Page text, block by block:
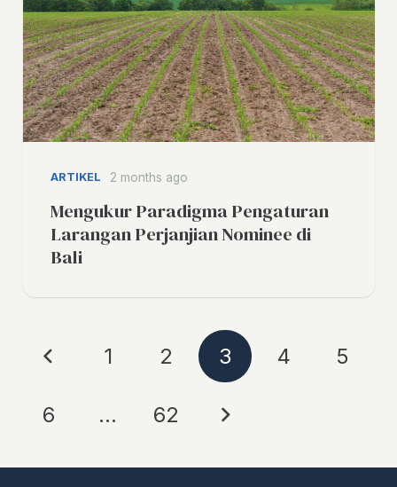
ARTIKEL 2 months ago
Mengukur Paradigma Pengaturan
Larangan Perjanjian Nominee di
Bali
1 2 3 4 5
6 … 62